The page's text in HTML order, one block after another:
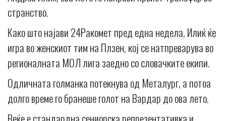
странство.
Како што најави 24Ракомет пред една недела, Илиќ ќе
игра во женскиот тим на Плзен, кој се натпреварува во
регионалната МОЛ лига заедно со словачките екипи.
Одличната голманка потекнува од Металург, а потоа
долго време го бранеше голот на Вардар до ова лето.